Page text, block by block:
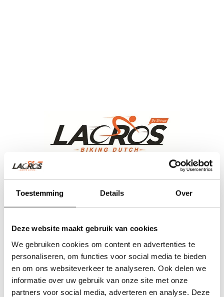
Toestemming Details Over
Deze website maakt gebruik van cookies
We gebruiken cookies om content en advertenties te
personaliseren, om functies voor social media te bieden
en om ons websiteverkeer te analyseren. Ook delen we
informatie over uw gebruik van onze site met onze
partners voor social media, adverteren en analyse. Deze
Nieuwe Eerdsebaan 16, 5482 VS Schijndel Nederland
(+31) 73 203 2487
(+31) 73 203 2487
sales@lacros.nl